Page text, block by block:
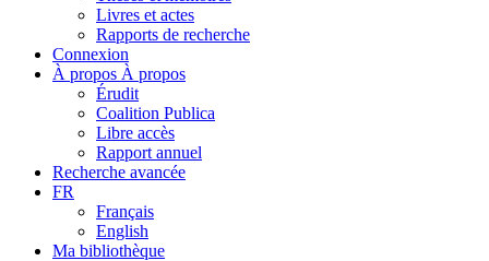
Livres et actes
Rapports de recherche
Connexion
À propos À propos
Érudit
Coalition Publica
Libre accès
Rapport annuel
Recherche avancée
FR
Français
English
Ma bibliothèque